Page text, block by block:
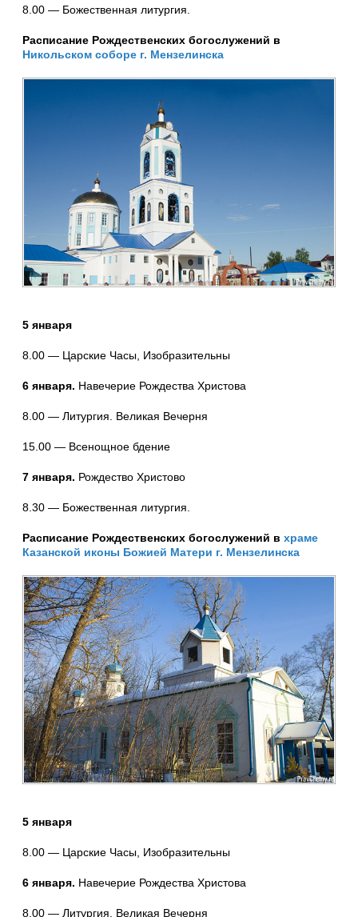
8.00 — Божественная литургия.
Расписание Рождественских богослужений в
Никольском соборе г. Мензелинска
5 января
8.00 — Царские Часы, Изобразительны
6 января. Навечерие Рождества Христова
8.00 — Литургия. Великая Вечерня
15.00 — Всенощное бдение
7 января. Рождество Христово
8.30 — Божественная литургия.
Расписание Рождественских богослужений в храме
Казанской иконы Божией Матери г. Мензелинска
5 января
8.00 — Царские Часы, Изобразительны
6 января. Навечерие Рождества Христова
8.00 — Литургия. Великая Вечерня